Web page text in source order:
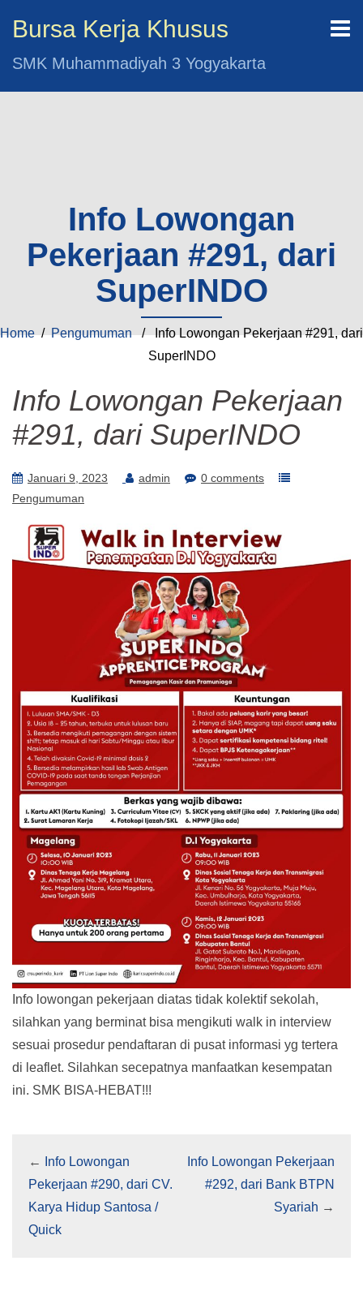
Bursa Kerja Khusus
SMK Muhammadiyah 3 Yogyakarta
Info Lowongan
Pekerjaan #291, dari
SuperINDO
Home/Pengumuman/ Info Lowongan Pekerjaan #291, dari
SuperINDO
Info Lowongan Pekerjaan
#291, dari SuperINDO
Januari 9, 2023 admin
0 comments
Pengumuman
Info lowongan pekerjaan diatas tidak kolektif sekolah,
silahkan yang berminat bisa mengikuti walk in interview
sesuai prosedur pendaftaran di pusat informasi yg tertera
di leaflet. Silahkan secepatnya manfaatkan kesempatan
ini. SMK BISA-HEBAT!!!
←
Info Lowongan
Pekerjaan #290, dari CV.
Karya Hidup Santosa /
Quick
Info Lowongan Pekerjaan
#292, dari Bank BTPN
Syariah →